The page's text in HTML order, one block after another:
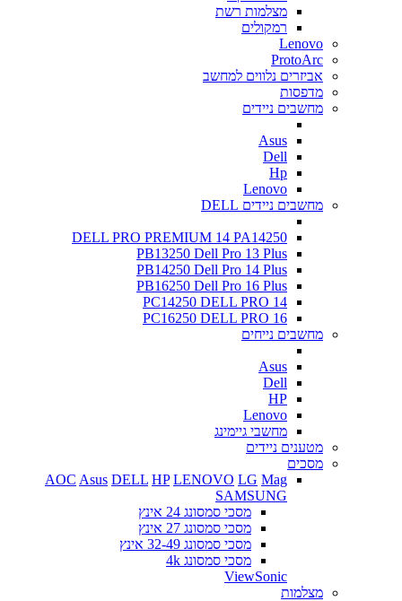
מצלמות רשת
רמקולים
Lenovo
ProtoArc
אביזרים נלווים למחשב
מדפסות
מחשבים ניידים
Asus
Dell
Hp
Lenovo
מחשבים ניידים DELL
DELL PRO PREMIUM 14 PA14250
PB13250 Dell Pro 13 Plus
PB14250 Dell Pro 14 Plus
PB16250 Dell Pro 16 Plus
PC14250 DELL PRO 14
PC16250 DELL PRO 16
מחשבים נייחים
Asus
Dell
HP
Lenovo
מחשבי גיימינג
מטענים ניידים
מסכים
AOC Asus DELL HP LENOVO LG Mag
SAMSUNG
מסכי סמסונג 24 אינץ
מסכי סמסונג 27 אינץ
מסכי סמסונג 32-49 אינץ
מסכי סמסונג 4k
ViewSonic
מצלמות